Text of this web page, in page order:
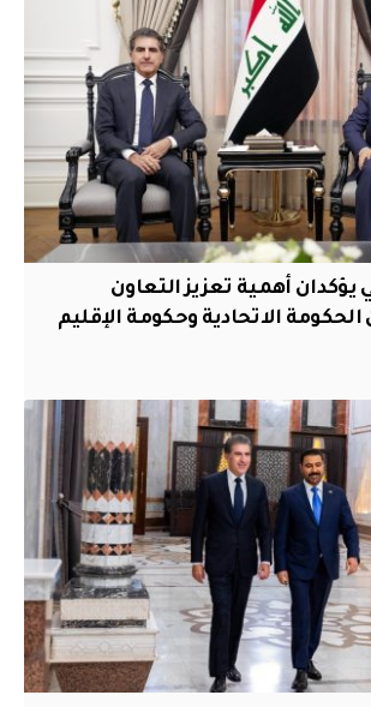
يؤكدان أهمية تعزيز التعاون
الاتحادية وحكومة الإقليم